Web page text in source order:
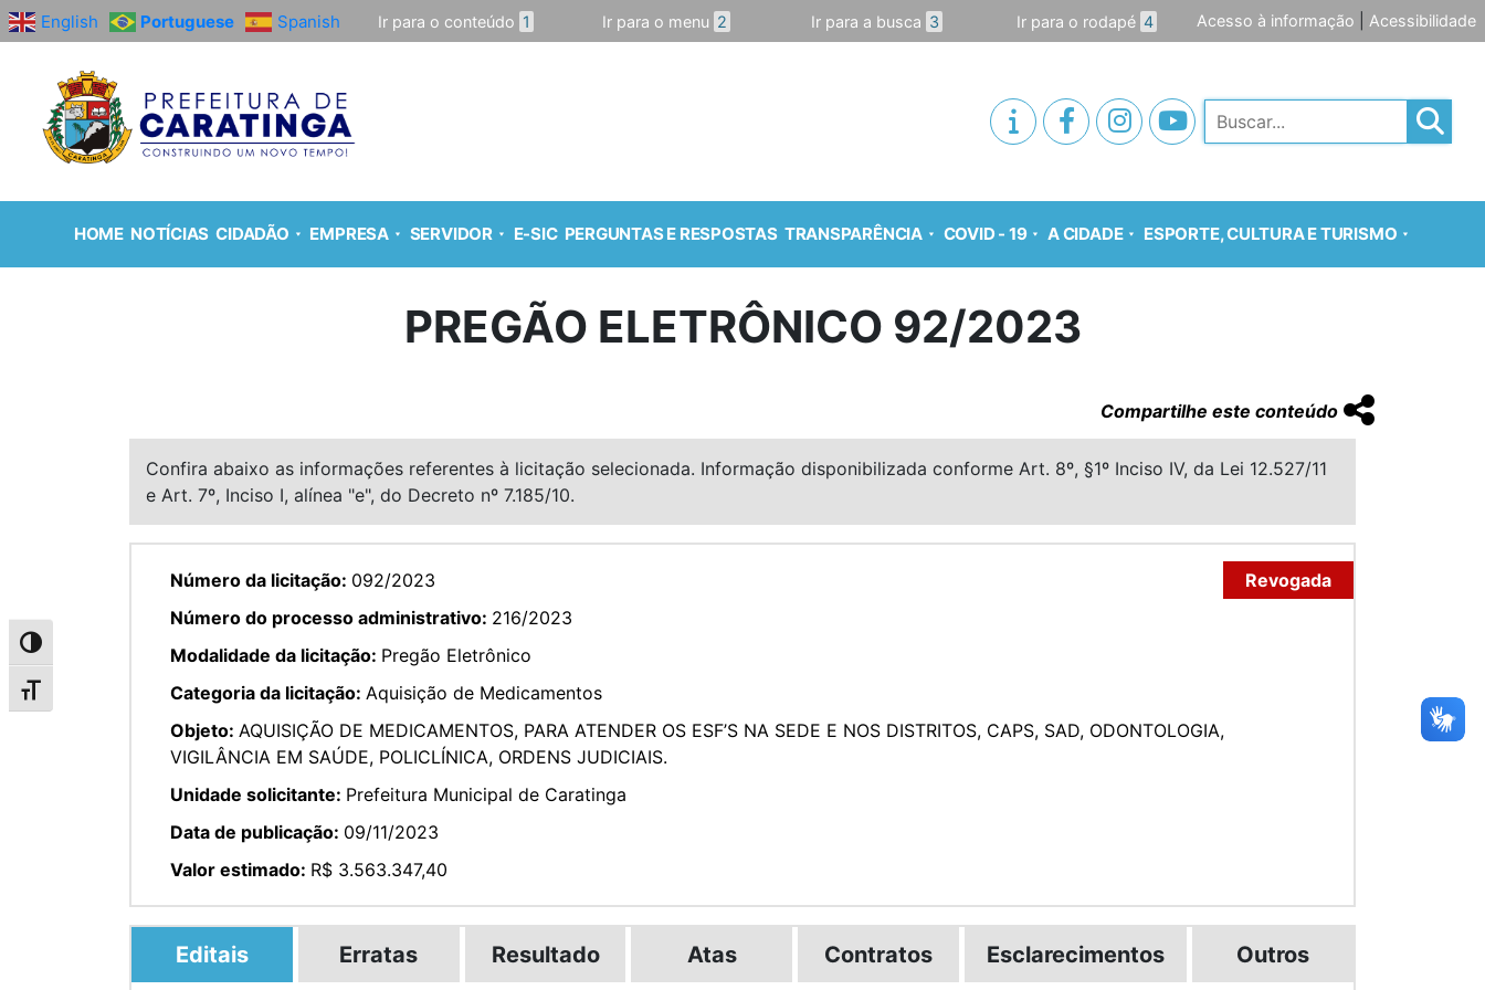
Alternar alto contraste
Alternar tamanho da fonte
English Portuguese Spanish Ir para o conteúdo 1 Ir para o menu 2 Ir para a busca 3 Ir para o rodapé 4 Acesso à informação Acessibilidade
Pesquisar
HOME NOTÍCIAS CIDADÃO EMPRESA SERVIDOR E-SIC PERGUNTAS E RESPOSTAS TRANSPARÊNCIA COVID - 19 A CIDADE ESPORTE, CULTURA E TURISMO
PREGÃO ELETRÔNICO 92/2023
Compartilhe este conteúdo
Confira abaixo as informações referentes à licitação selecionada. Informação disponibilizada conforme Art. 8º, §1º Inciso IV, da Lei 12.527/11
e Art. 7º, Inciso I, alínea "e", do Decreto nº 7.185/10.
Revogada
Número da licitação: 092/2023
Número do processo administrativo: 216/2023
Modalidade da licitação: Pregão Eletrônico
Categoria da licitação: Aquisição de Medicamentos
Objeto: AQUISIÇÃO DE MEDICAMENTOS, PARA ATENDER OS ESF’S NA SEDE E NOS DISTRITOS, CAPS, SAD, ODONTOLOGIA,
VIGILÂNCIA EM SAÚDE, POLICLÍNICA, ORDENS JUDICIAIS.
Unidade solicitante: Prefeitura Municipal de Caratinga
Data de publicação: 09/11/2023
Valor estimado: R$ 3.563.347,40
Editais Erratas Resultado Atas Contratos Esclarecimentos Outros